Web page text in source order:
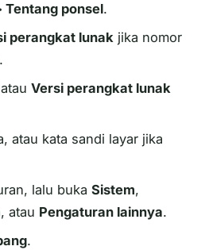
Tentang ponsel.
perangkat lunak jika nomor
atau Versi perangkat lunak
atau kata sandi layar jika
lalu buka Sistem,
, atau Pengaturan lainnya.
.